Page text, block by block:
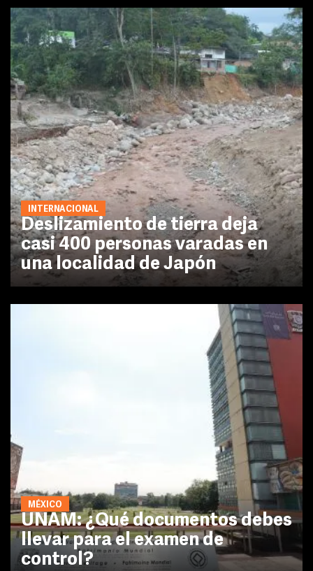
INTERNACIONAL
Deslizamiento de tierra deja
casi 400 personas varadas en
una localidad de Japón
MÉXICO
UNAM: ¿Qué documentos debes
llevar para el examen de
control?